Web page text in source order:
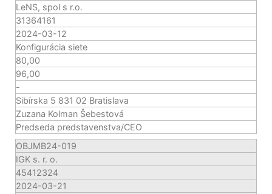
LeNS, spol s r.o.
31364161
2024-03-12
Konfigurácia siete
80,00
96,00
-
Sibírska 5 831 02 Bratislava
Zuzana Kolman Šebestová
Predseda predstavenstva/CEO
OBJMB24-019
IGK s. r. o.
45412324
2024-03-21